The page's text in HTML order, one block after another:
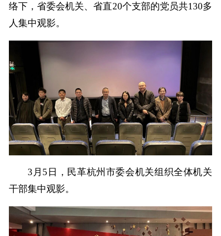
络下，省委会机关、省直20个支部的党员共130多
人集中观影。
3月5日，民革杭州市委会机关组织全体机关
干部集中观影。